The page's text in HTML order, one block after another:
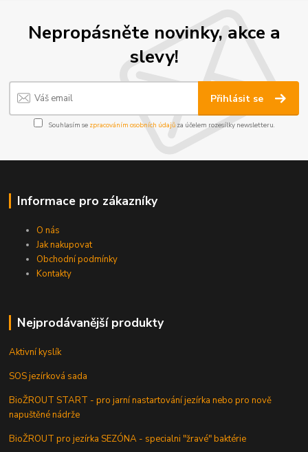
Nepropásněte novinky, akce a
slevy!
Přihlásit se
Souhlasím se zpracováním osobních údajůza účelem rozesílky newsletteru.
Informace pro zákazníky
O nás
Jak nakupovat
Obchodní podmínky
Kontakty
Nejprodávanější produkty
Aktivní kyslík
SOS jezírková sada
BioŽROUT START - pro jarní nastartování jezírka nebo pro nově
napuštěné nádrže
BioŽROUT pro jezírka SEZÓNA - specialni "žravé" baktérie